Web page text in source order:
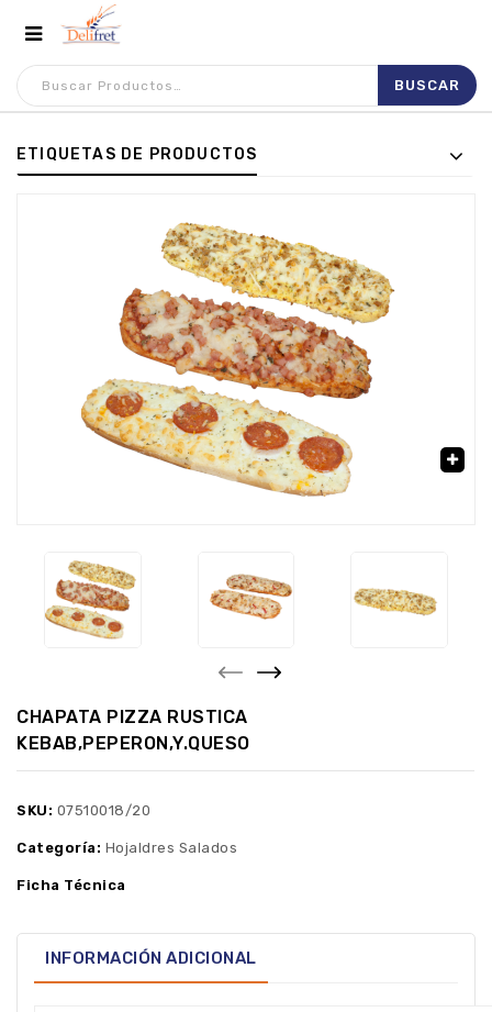
ETIQUETAS DE PRODUCTOS
CHAPATA PIZZA RUSTICA
KEBAB,PEPERON,Y.QUESO
SKU: 07510018/20
Categoría: Hojaldres Salados
Ficha Técnica
INFORMACIÓN ADICIONAL